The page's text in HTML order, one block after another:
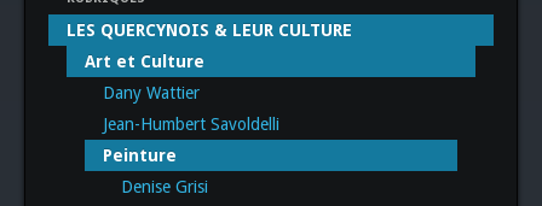
LES QUERCYNOIS & LEUR CULTURE
Art et Culture
Dany Wattier
Jean-Humbert Savoldelli
Peinture
Denise Grisi